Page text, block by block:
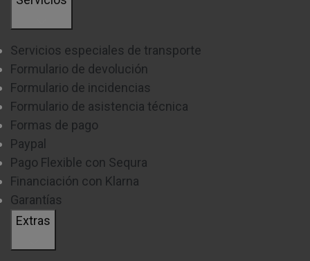
presupuesto, ya que encontrarás una opción ideal para ti.
Servicios especiales de transporte
Formulario de devolución
Formulario de incidencias
Formulario de asistencia técnica
Formas de pago
Paypal
Pago Flexible con Sequra
Financiación con Klarna
Garantías
Extras